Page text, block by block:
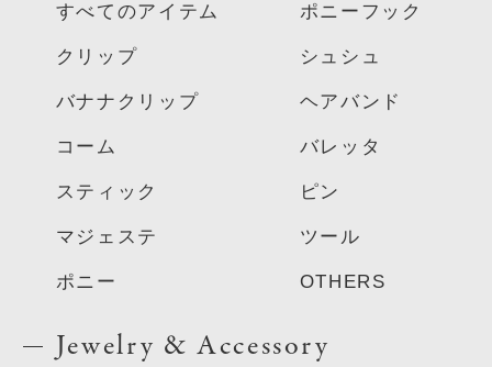
すべてのアイテム
クリップ
バナナクリップ
コーム
スティック
マジェステ
ポニー
ポニーフック
シュシュ
ヘアバンド
バレッタ
ピン
ツール
OTHERS
Jewelry & Accessory